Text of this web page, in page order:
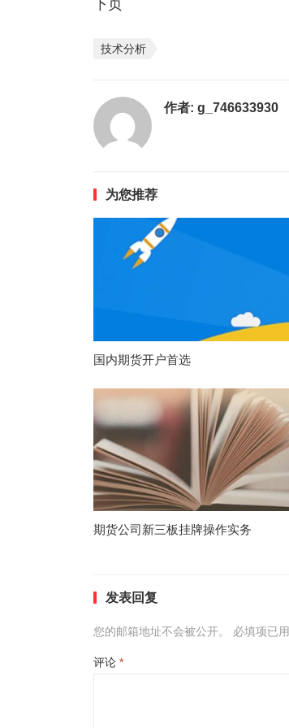
下页
技术分析
作者: g_746633930
为您推荐
国内期货开户首选
期货公司新三板挂牌操作实务
发表回复
您的邮箱地址不会被公开。 必填项已用
评论 *